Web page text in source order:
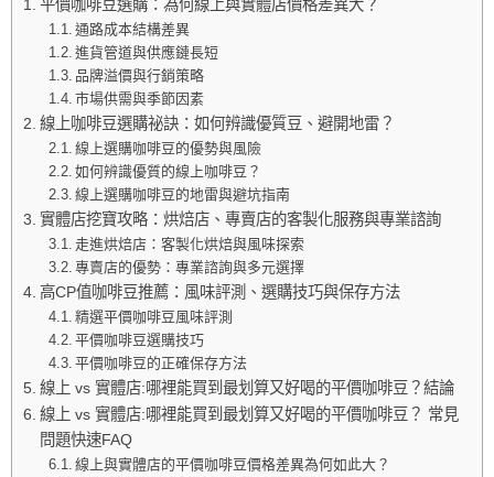
平價咖啡豆選購：為何線上與實體店價格差異大？
通路成本結構差異
進貨管道與供應鏈長短
品牌溢價與行銷策略
市場供需與季節因素
線上咖啡豆選購祕訣：如何辨識優質豆、避開地雷？
線上選購咖啡豆的優勢與風險
如何辨識優質的線上咖啡豆？
線上選購咖啡豆的地雷與避坑指南
實體店挖寶攻略：烘焙店、專賣店的客製化服務與專業諮詢
走進烘焙店：客製化烘焙與風味探索
專賣店的優勢：專業諮詢與多元選擇
高CP值咖啡豆推薦：風味評測、選購技巧與保存方法
精選平價咖啡豆風味評測
平價咖啡豆選購技巧
平價咖啡豆的正確保存方法
線上 vs 實體店:哪裡能買到最划算又好喝的平價咖啡豆？結論
線上 vs 實體店:哪裡能買到最划算又好喝的平價咖啡豆？ 常見
問題快速FAQ
線上與實體店的平價咖啡豆價格差異為何如此大？